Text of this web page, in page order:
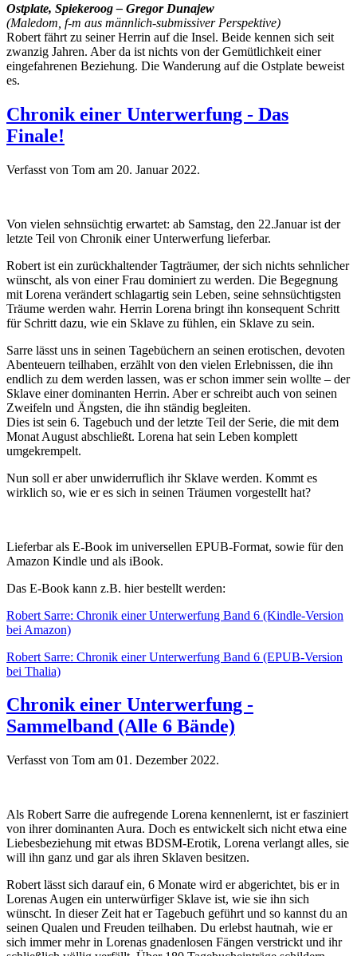
Ostplate, Spiekeroog – Gregor Dunajew
(Maledom, f-m aus männlich-submissiver Perspektive)
Robert fährt zu seiner Herrin auf die Insel. Beide kennen sich seit
zwanzig Jahren. Aber da ist nichts von der Gemütlichkeit einer
eingefahrenen Beziehung. Die Wanderung auf die Ostplate beweist
es.
Chronik einer Unterwerfung - Das
Finale!
Verfasst von Tom am 20. Januar 2022.
Von vielen sehnsüchtig erwartet: ab Samstag, den 22.Januar ist der
letzte Teil von Chronik einer Unterwerfung lieferbar.
Robert ist ein zurückhaltender Tagträumer, der sich nichts sehnlicher
wünscht, als von einer Frau dominiert zu werden. Die Begegnung
mit Lorena verändert schlagartig sein Leben, seine sehnsüchtigsten
Träume werden wahr. Herrin Lorena bringt ihn konsequent Schritt
für Schritt dazu, wie ein Sklave zu fühlen, ein Sklave zu sein.
Sarre lässt uns in seinen Tagebüchern an seinen erotischen, devoten
Abenteuern teilhaben, erzählt von den vielen Erlebnissen, die ihn
endlich zu dem werden lassen, was er schon immer sein wollte – der
Sklave einer dominanten Herrin. Aber er schreibt auch von seinen
Zweifeln und Ängsten, die ihn ständig begleiten.
Dies ist sein 6. Tagebuch und der letzte Teil der Serie, die mit dem
Monat August abschließt. Lorena hat sein Leben komplett
umgekrempelt.
Nun soll er aber unwiderruflich ihr Sklave werden. Kommt es
wirklich so, wie er es sich in seinen Träumen vorgestellt hat?
Lieferbar als E-Book im universellen EPUB-Format, sowie für den
Amazon Kindle und als iBook.
Das E-Book kann z.B. hier bestellt werden:
Robert Sarre: Chronik einer Unterwerfung Band 6 (Kindle-Version
bei Amazon)
Robert Sarre: Chronik einer Unterwerfung Band 6 (EPUB-Version
bei Thalia)
Chronik einer Unterwerfung -
Sammelband (Alle 6 Bände)
Verfasst von Tom am 01. Dezember 2022.
Als Robert Sarre die aufregende Lorena kennenlernt, ist er fasziniert
von ihrer dominanten Aura. Doch es entwickelt sich nicht etwa eine
Liebesbeziehung mit etwas BDSM-Erotik, Lorena verlangt alles, sie
will ihn ganz und gar als ihren Sklaven besitzen.
Robert lässt sich darauf ein, 6 Monate wird er abgerichtet, bis er in
Lorenas Augen ein unterwürfiger Sklave ist, wie sie ihn sich
wünscht. In dieser Zeit hat er Tagebuch geführt und so kannst du an
seinen Qualen und Freuden teilhaben. Du erlebst hautnah, wie er
sich immer mehr in Lorenas gnadenlosen Fängen verstrickt und ihr